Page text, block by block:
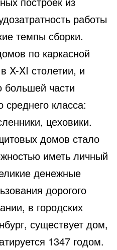
работы
темпы сборки.
по каркасной
X-XI столетии, и
большей части
среднего класса:
цеховики.
домов стало
иметь личный
денежные
дорогого
в городских
существует дом,
1347 годом.